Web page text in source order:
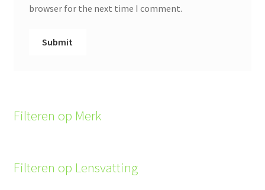
browser for the next time I comment.
Filteren op Merk
Filteren op Lensvatting